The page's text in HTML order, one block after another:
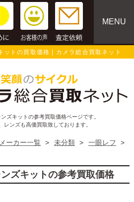
MENU
トの買取価格 | カメラ総合買取ネット
ズキットの参考買取価格ページです。
レンズも高価買取致しております。
メーカー一覧 > 未分類 > 一眼レフ
>
ズキットの参考買取価格